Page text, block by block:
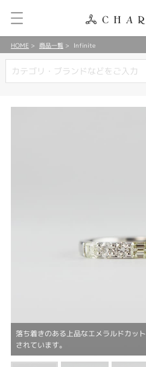
HOME 商品一覧 Infinite
落ち着きのある上品なエメラルドカッ
されています。